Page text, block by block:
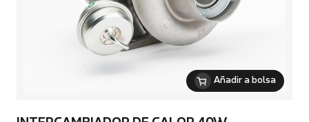
Añadir a bolsa